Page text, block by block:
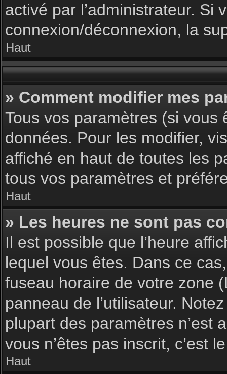
activé par l’administrateur. Si
connexion/déconnexion, la
Haut
» Comment modifier mes
Tous vos paramètres (si
données. Pour les modifier,
affiché en haut de toutes les
tous vos paramètres et
Haut
» Les heures ne sont pas
Il est possible que l’heure
lequel vous êtes. Dans ce
fuseau horaire de votre zone
panneau de l’utilisateur.
plupart des paramètres n’est
vous n’êtes pas inscrit, c’est
Haut